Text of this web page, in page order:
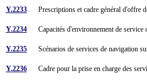
Y.2233 Prescriptions et cadre général d'offre
Y.2234 Capacités d'environnement de
Y.2235 Scénarios de services de navigation
Y.2236 Cadre pour la prise en charge des